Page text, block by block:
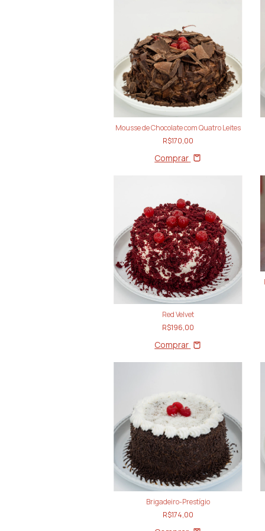
Mousse de Chocolate com Quatro Leites
R$170,00
Comprar
Red Velvet
R$196,00
Comprar
Brigadeiro-Prestígio
R$174,00